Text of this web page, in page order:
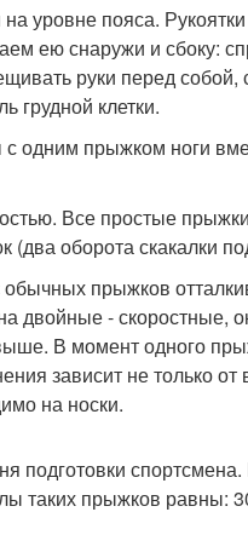
уровне пояса.
ею снаружи и сбоку:
руки перед собой,
грудной клетки.
одним прыжком ноги
Все простые
оборота скакалки
прыжков
двойные - скоростные,
В момент одного
зависит не только
на носки.
подготовки спортсмена.
таких прыжков равны: